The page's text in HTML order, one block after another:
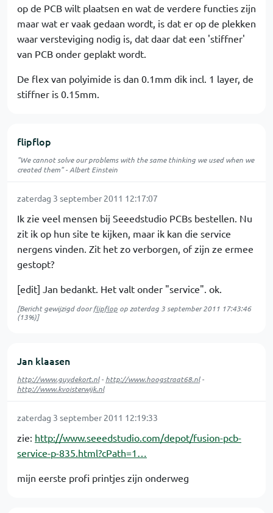
op de PCB wilt plaatsen en wat de verdere functies zijn
maar wat er vaak gedaan wordt, is dat er op de plekken
waar versteviging nodig is, dat daar dat een 'stiffner'
van PCB onder geplakt wordt.
De flex van polyimide is dan 0.1mm dik incl. 1 layer, de
stiffner is 0.15mm.
flipflop
"We cannot solve our problems with the same thinking we used when we
created them" - Albert Einstein
zaterdag 3 september 2011 12:17:07
Ik zie veel mensen bij Seeedstudio PCBs bestellen. Nu
zit ik op hun site te kijken, maar ik kan die service
nergens vinden. Zit het zo verborgen, of zijn ze ermee
gestopt?
[edit] Jan bedankt. Het valt onder "service". ok.
[Bericht gewijzigd doorflipflop op zaterdag 3 september 2011 17:43:46
(13%)]
Jan klaasen
http://www.guydekort.nl- http://www.hoogstraat68.nl-
http://www.kvoisterwijk.nl
zaterdag 3 september 2011 12:19:33
zie: http://www.seeedstudio.com/depot/fusion-pcb-
service-p-835.html?cPath=1…
mijn eerste profi printjes zijn onderweg